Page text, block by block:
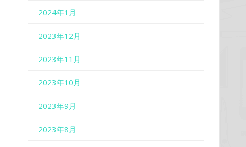
2024年1月
2023年12月
2023年11月
2023年10月
2023年9月
2023年8月